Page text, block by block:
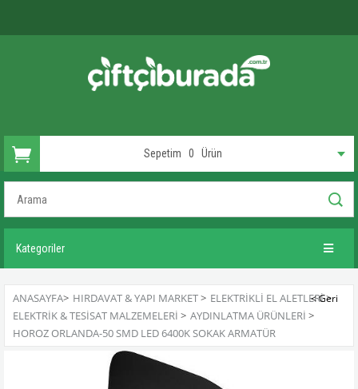
Sepetim 0 Ürün
Kategoriler
ANASAYFA> HIRDAVAT & YAPI MARKET> ELEKTRIKLI EL ALETLERI>
ELEKTRIK & TESISAT MALZEMELERI > AYDINLATMA ÜRÜNLERI >
HOROZ ORLANDA-50 SMD LED 6400K SOKAK ARMATÜR